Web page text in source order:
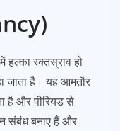
हल्का रक्तस्राव हो
जाता है। यह आमतौर
है और पीरियड से
संबंध बनाए हैं और